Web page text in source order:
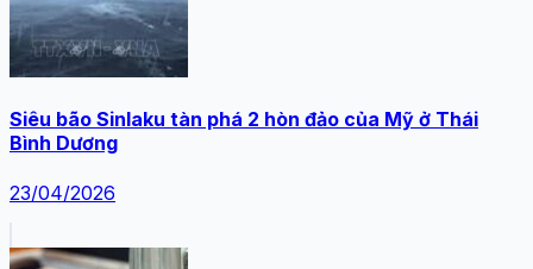
Siêu bão Sinlaku tàn phá 2 hòn đảo của Mỹ ở Thái
Bình Dương
23/04/2026